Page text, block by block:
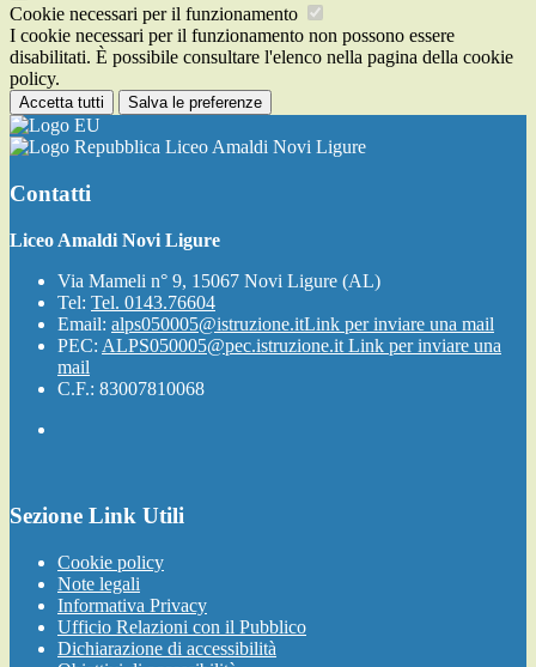
Cookie necessari per il funzionamento
I cookie necessari per il funzionamento non possono essere
disabilitati. È possibile consultare l'elenco nella pagina della cookie
policy.
Accetta tutti Salva le preferenze
Liceo Amaldi Novi Ligure
Contatti
Liceo Amaldi Novi Ligure
Via Mameli n° 9, 15067 Novi Ligure (AL)
Tel: Tel. 0143.76604
Email: alps050005@istruzione.itLink per inviare una mail
PEC: ALPS050005@pec.istruzione.it Link per inviare una
mail
C.F.: 83007810068
Sezione Link Utili
Cookie policy
Note legali
Informativa Privacy
Ufficio Relazioni con il Pubblico
Dichiarazione di accessibilità